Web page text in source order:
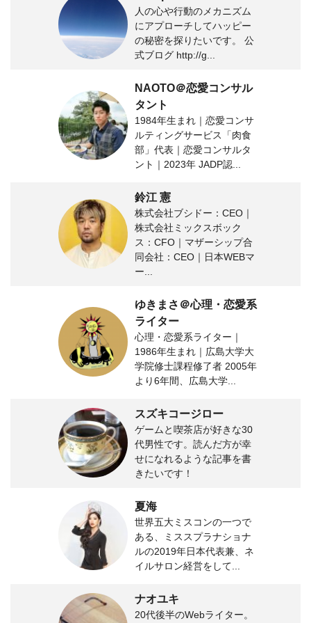
人の心や行動のメカニズム
にアプローチしてハッピー
の秘密を探りたいです。 公
式ブログ http://g...
NAOTO＠恋愛コンサル
タント
1984年生まれ｜恋愛コンサ
ルティングサービス「肉食
部」代表｜恋愛コンサルタ
ント｜2023年 JADP認...
鈴江 憲
株式会社ブシドー：CEO｜
株式会社ミックスボック
ス：CFO｜マザーシップ合
同会社：CEO｜日本WEBマ
ー...
ゆきまさ＠心理・恋愛系
ライター
心理・恋愛系ライター｜
1986年生まれ｜広島大学大
学院修士課程修了者 2005年
より6年間、広島大学...
スズキコージロー
ゲームと喫茶店が好きな30
代男性です。読んだ方が幸
せになれるような記事を書
きたいです！
夏海
世界五大ミスコンの一つで
ある、ミススプラナショナ
ルの2019年日本代表兼、ネ
イルサロン経営をして...
ナオユキ
20代後半のWebライター。